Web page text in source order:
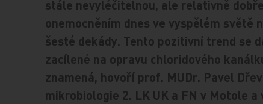
stále nevyléčitelnou, ale relativně
onemocněním dnes ve vyspělém světě
šesté dekády. Tento pozitivní trend se
zacílené na opravu chloridového
znamená, hovoří prof. MUDr. Pavel
mikrobiologie 2. LK UK a FN v Motole